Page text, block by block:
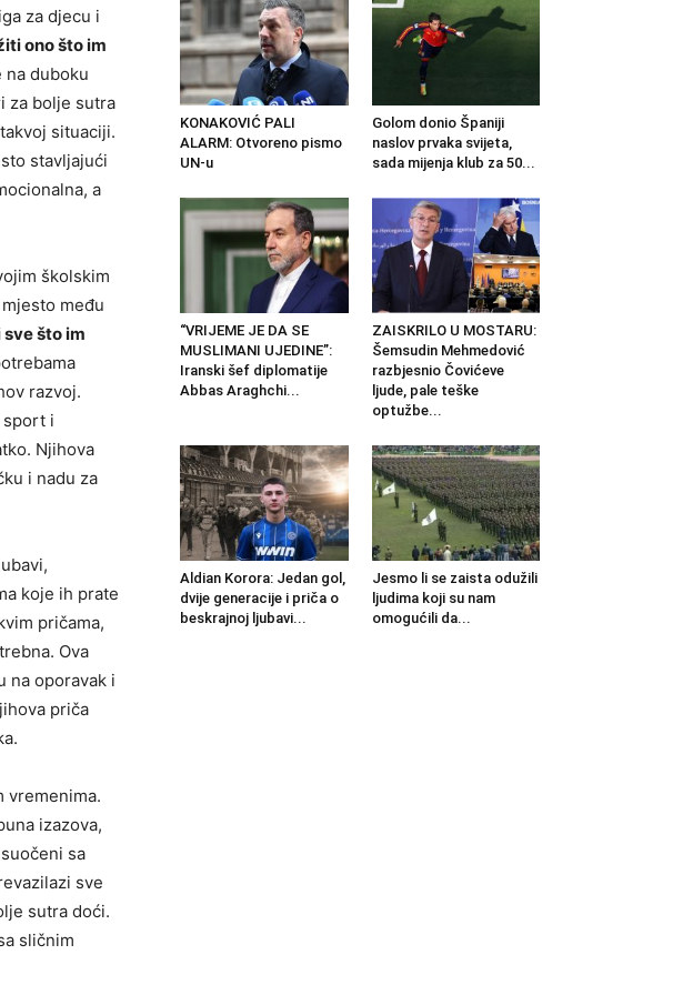
za djecu i
ono što im
na duboku
za bolje sutra
situaciji.
stavljajući
a
školskim
među
što im
razvoj.
sport i
Njihova
i nadu za
koje ih prate
pričama,
Ova
na oporavak i
priča
vremenima.
izazova,
sa
sve
sutra doći.
sličnim
KONAKOVIĆ PALI
ALARM: Otvoreno pismo
UN-u
Golom donio Španiji
naslov prvaka svijeta,
sada mijenja klub za 50...
“VRIJEME JE DA SE
MUSLIMANI UJEDINE”:
Iranski šef diplomatije
Abbas Araghchi...
ZAISKRILO U MOSTARU:
Šemsudin Mehmedović
razbjesnio Čovićeve
ljude, pale teške
optužbe...
Aldian Korora: Jedan gol,
dvije generacije i priča o
beskrajnoj ljubavi...
Jesmo li se zaista odužili
ljudima koji su nam
omogućili da...